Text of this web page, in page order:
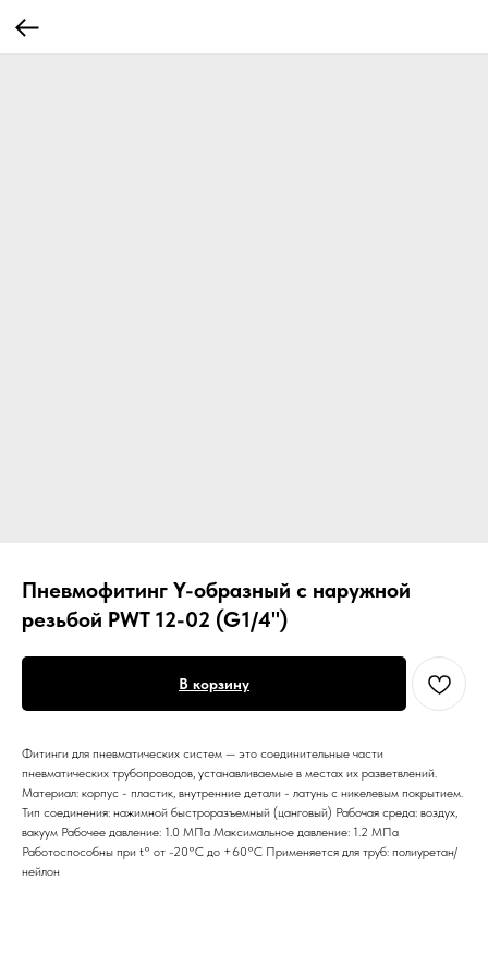
Пневмофитинг Y-образный с наружной
резьбой PWT 12-02 (G1/4")
В корзину
Фитинги для пневматических систем — это соединительные части
пневматических трубопроводов, устанавливаемые в местах их разветвлений.
Материал: корпус - пластик, внутренние детали - латунь с никелевым покрытием.
Тип соединения: нажимной быстроразъемный (цанговый) Рабочая среда: воздух,
вакуум Рабочее давление: 1.0 МПа Максимальное давление: 1.2 МПа
Работоспособны при t° от -20°С до +60°С Применяется для труб: полиуретан/
нейлон